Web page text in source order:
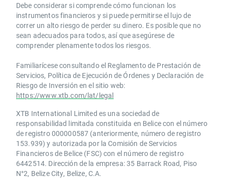
Debe considerar si comprende cómo funcionan los
instrumentos financieros y si puede permitirse el lujo de
correr un alto riesgo de perder su dinero. Es posible que no
sean adecuados para todos, así que asegúrese de
comprender plenamente todos los riesgos.
Familiarícese consultando el Reglamento de Prestación de
Servicios, Política de Ejecución de Órdenes y Declaración de
Riesgo de Inversión en el sitio web:
https://www.xtb.com/lat/legal
XTB International Limited es una sociedad de
responsabilidad limitada constituida en Belice con el número
de registro 000000587 (anteriormente, número de registro
153.939) y autorizada por la Comisión de Servicios
Financieros de Belice (FSC) con el número de registro
6442514. Dirección de la empresa: 35 Barrack Road, Piso
N°2, Belize City, Belize, C.A.